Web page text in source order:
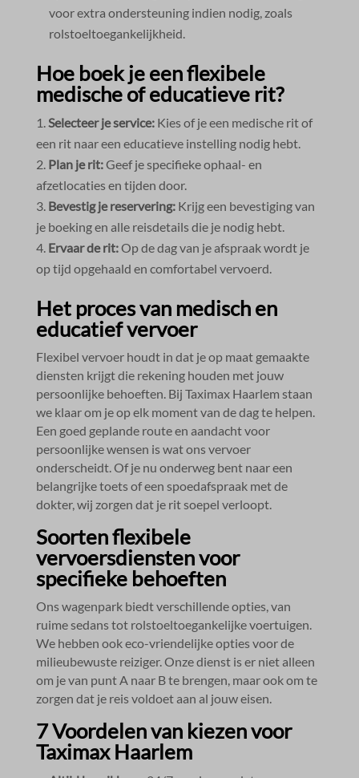
voor extra ondersteuning indien nodig, zoals
rolstoeltoegankelijkheid.​
Hoe boek je een flexibele
medische of educatieve rit?
Selecteer je service:Kies of je een medische rit of
een rit naar een educatieve instelling nodig hebt.​
Plan je rit:Geef je specifieke ophaal- en
afzetlocaties en tijden door.​
Bevestig je reservering:Krijg een bevestiging van
je boeking en alle reisdetails die je nodig hebt.​
Ervaar de rit:Op de dag van je afspraak wordt je
op tijd opgehaald en comfortabel vervoerd.​
Het proces van medisch en
educatief vervoer
Flexibel vervoer houdt in dat je op maat gemaakte
diensten krijgt die rekening houden met jouw
persoonlijke behoeften.​ Bij Taximax Haarlem staan
we klaar om je op elk moment van de dag te helpen.​
Een goed geplande route en aandacht voor
persoonlijke wensen is wat ons vervoer
onderscheidt.​ Of je nu onderweg bent naar een
belangrijke toets of een spoedafspraak met de
dokter, wij zorgen dat je rit soepel verloopt.​
Soorten flexibele
vervoersdiensten voor
specifieke behoeften
Ons wagenpark biedt verschillende opties, van
ruime sedans tot rolstoeltoegankelijke voertuigen.​
We hebben ook eco-vriendelijke opties voor de
milieubewuste reiziger.​ Onze dienst is er niet alleen
om je van punt A naar B te brengen, maar ook om te
zorgen dat je reis voldoet aan al jouw eisen.​
7 Voordelen van kiezen voor
Taximax Haarlem